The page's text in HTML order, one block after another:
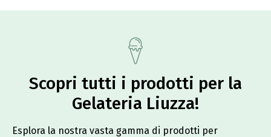
Scopri tutti i prodotti per la
Gelateria Liuzza!​
Esplora la nostra vasta gamma di prodotti per